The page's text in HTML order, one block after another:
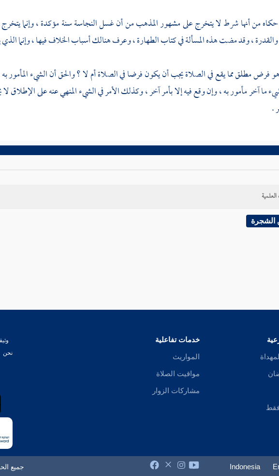
من أنها شرط لا يتخرج على مشهور المذهب من أن غسل النجاسة سنة مؤكدة ، وإنما
والقدرة ، وقد مضت هذه المسألة في كتاب الطهارة ، وعرف هنالك أسباب الخلاف فيها ، وإنما
فرض مطلق مما يقع في الصلاة يجب أن يكون فرضا في الصلاة أم لا ؟ والحق أن الشيء المأمور
ما آخر مأمور به ، وإن وقع فيه إلا بأمر آخر ، وكذلك الأمر في الشيء المنهي عنه على
.
الشجرة
خدمات تفاعلية
المواريث
مواقيت الصلاة
مشاركات الزوار
نحن
Indonesia جميع الحقوق